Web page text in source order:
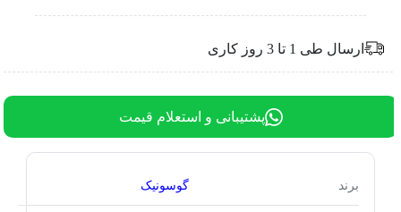
ارسال طی 1 تا 3 روز کاری
پشتیبانی و استعلام قیمت
برند گوسونیک